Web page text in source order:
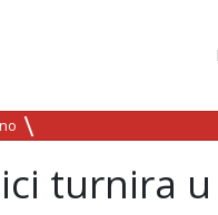
turnira u